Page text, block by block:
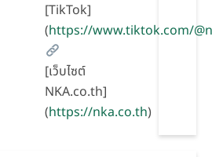
[TikTok]
(https://www.tiktok.com/
[เว็บไซต์
NKA.co.th]
(https://nka.co.th)